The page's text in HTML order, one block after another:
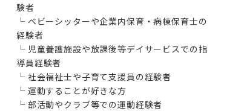
験者
└ ベビーシッターや企業内保育・病棟保育士の
経験者
└ 児童養護施設や放課後等デイサービスでの指
導員経験者
└ 社会福祉士や子育て支援員の経験者
└ 運動することが好きな方
└ 部活動やクラブ等での運動経験者